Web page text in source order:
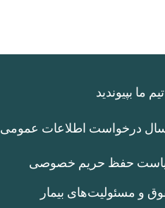
ما بپیوندید
درخواست اطلاعات عمومی
حفظ حریم خصوصی
و مسئولیت‌های بیمار